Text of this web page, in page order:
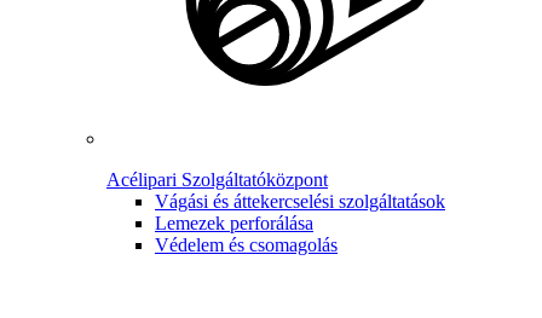
Acélipari Szolgáltatóközpont
Vágási és áttekercselési szolgáltatások
Lemezek perforálása
Védelem és csomagolás